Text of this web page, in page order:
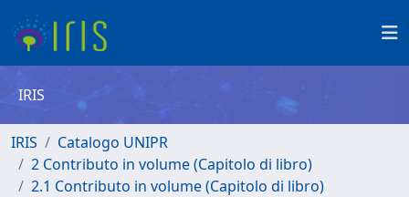
IRIS
IRIS
Catalogo UNIPR
2 Contributo in volume (Capitolo di libro)
2.1 Contributo in volume (Capitolo di libro)